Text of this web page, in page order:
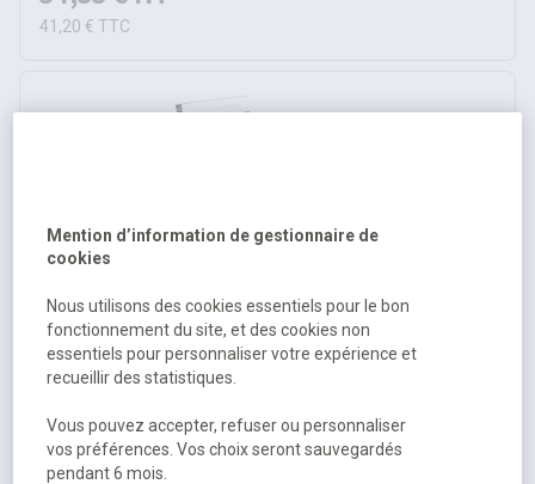
41,20 € TTC
Katamino - Gigamic
Disponible
35,27 €HT
42,32 €TTC
Mention d’information de gestionnaire de
cookies
Nous utilisons des cookies essentiels pour le bon
fonctionnement du site, et des cookies non
essentiels pour personnaliser votre expérience et
recueillir des statistiques.
Vous pouvez accepter, refuser ou personnaliser
vos préférences. Vos choix seront sauvegardés
pendant 6 mois.